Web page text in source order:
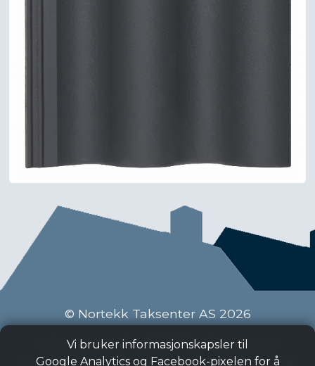
© Nortekk Taksenter AS 2026
Industriveien 9 C, 2020 Skedsmokorset
Tlf:63 87 15 50, Epost:taksenter@nortekk.no
Vi bruker informasjonskapsler til
Google Analytics og Facebook-pixelen for å